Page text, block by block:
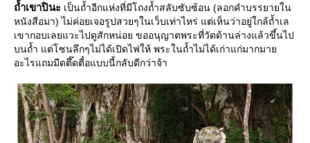
ถ้ำเขาปินะ เป็นถ้ำอีกแห่งที่มีโถงถ้ำสลับซับซ้อน (ลอกคำบรรยายใน
หนังสือมา) ไม่ค่อยเจอรูปสวยๆในเว็บเท่าไหร่ แต่เห็นว่าอยู่ใกล้ถ้ำเล
เขากอบเลยแวะไปดูสักหน่อย ขออนุญาตพระที่วัดด้านล่างแล้วขึ้นไป
บนถ้ำ แต่โซนลึกๆไม่ได้เปิดไฟให้ พระในถ้ำไม่ได้เก่าแก่มากมา
อะไรแถมมืดตึ๊ดตื๋อแบบนี้กลับดีกว่าจ้า